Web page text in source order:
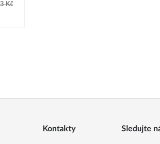
Kč
Kontakty Sledujte